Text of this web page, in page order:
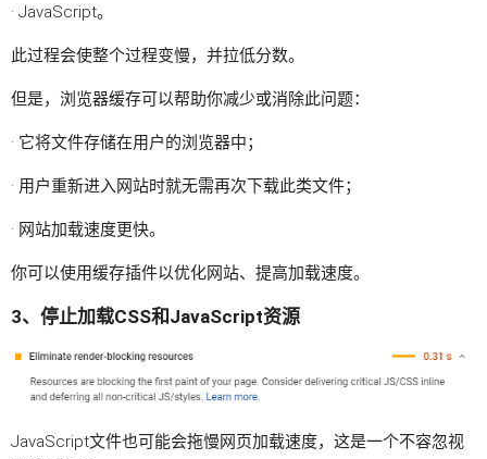
· JavaScript。
此过程会使整个过程变慢，并拉低分数。
但是，浏览器缓存可以帮助你减少或消除此问题：
· 它将文件存储在用户的浏览器中；
· 用户重新进入网站时就无需再次下载此类文件；
· 网站加载速度更快。
你可以使用缓存插件以优化网站、提高加载速度。
3、停止加载CSS和JavaScript资源
JavaScript文件也可能会拖慢网页加载速度，这是一个不容忽视